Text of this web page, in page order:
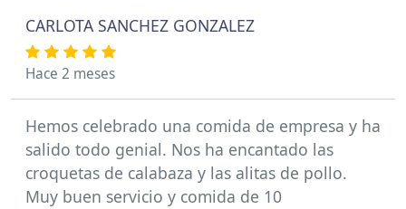
CARLOTA SANCHEZ GONZALEZ
Hace 2 meses
Hemos celebrado una comida de empresa y ha
salido todo genial. Nos ha encantado las
croquetas de calabaza y las alitas de pollo.
Muy buen servicio y comida de 10